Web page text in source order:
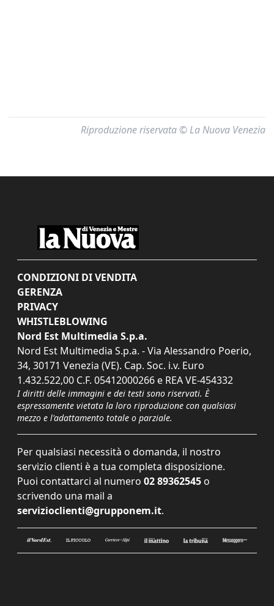
Riproduzione riservata © La Nuova Venezia
CONDIZIONI DI VENDITA
GERENZA
PRIVACY
WHISTLEBLOWING
Nord Est Multimedia S.p.a.
Nord Est Multimedia S.p.a. - Via Alessandro Poerio,
34, 30171 Venezia (VE). Cap. Soc. i.v. Euro
1.432.522,00 C.F. 05412000266 e REA VE-454332
I diritti delle immagini e dei testi sono riservati. È
espressamente vietata la loro riproduzione con qualsiasi
mezzo e l'adattamento totale o parziale.
Per qualsiasi necessità o domanda, il nostro
servizio clienti è a tua completa disposizione.
Puoi contattarci al numero 02 89362545 o
scrivendo una mail a
servizioclienti@grupponem.it.